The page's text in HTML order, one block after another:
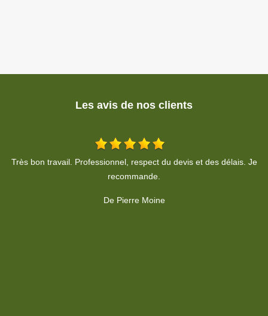
Les avis de nos clients
Travail soigné, propre et très rapide pour la taille de ma haie. Un
vrai professionnel que je recommande vivement pour son sérieux